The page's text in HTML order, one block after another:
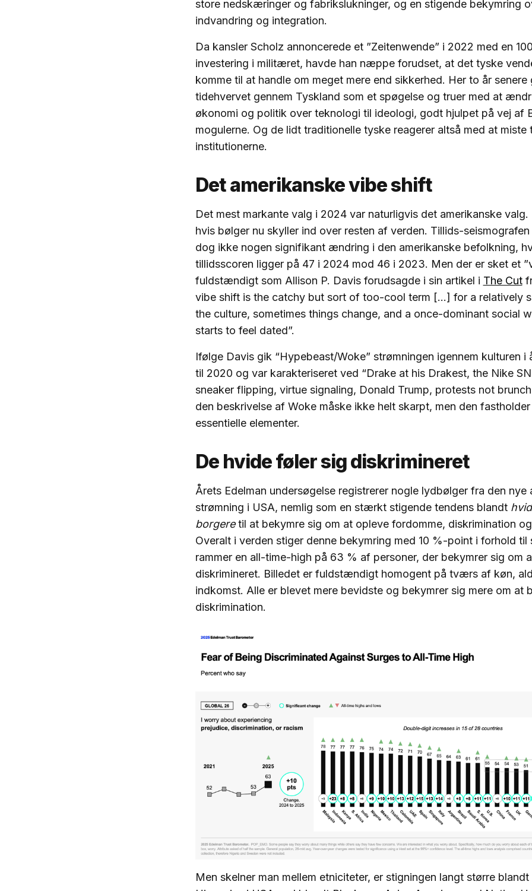
store nedskæringer og fabrikslukninger, og en stigende bekymring
indvandring og integration.
Da kansler Scholz annoncerede et ”Zeitenwende” i 2022 med en
investering i militæret, havde han næppe forudset, at det tyske
komme til at handle om meget mere end sikkerhed. Her to år senere
tidehvervet gennem Tyskland som et spøgelse og truer med at
økonomi og politik over teknologi til ideologi, godt hjulpet på vej af
mogulerne. Og de lidt traditionelle tyske reagerer altså med at miste
institutionerne.
Det amerikanske vibe shift
Det mest markante valg i 2024 var naturligvis det amerikanske valg.
hvis bølger nu skyller ind over resten af verden. Tillids-seismografen
dog ikke nogen signifikant ændring i den amerikanske befolkning,
tillidsscoren ligger på 47 i 2024 mod 46 i 2023. Men der er sket et
fuldstændigt som Allison P. Davis forudsagde i sin artikel i The Cut
vibe shift is the catchy but sort of too-cool term [...] for a relatively
the culture, sometimes things change, and a once-dominant social
starts to feel dated”.
Ifølge Davis gik “Hypebeast/Woke” strømningen igennem kulturen i
til 2020 og var karakteriseret ved “Drake at his Drakest, the Nike
sneaker flipping, virtue signaling, Donald Trump, protests not
den beskrivelse af Woke måske ikke helt skarpt, men den
essentielle elementer.
De hvide føler sig diskrimineret
Årets Edelman undersøgelse registrerer nogle lydbølger fra den nye
strømning i USA, nemlig som en stærkt stigende tendens blandt
borgeretil at bekymre sig om at opleve fordomme, diskrimination
Overalt i verden stiger denne bekymring med 10 %-point i forhold til
rammer en all-time-high på 63 % af personer, der bekymrer sig om
diskrimineret. Billedet er fuldstændigt homogent på tværs af køn,
indkomst. Alle er blevet mere bevidste og bekymrer sig mere om at
diskrimination.
Men skelner man mellem etniciteter, er stigningen langt større